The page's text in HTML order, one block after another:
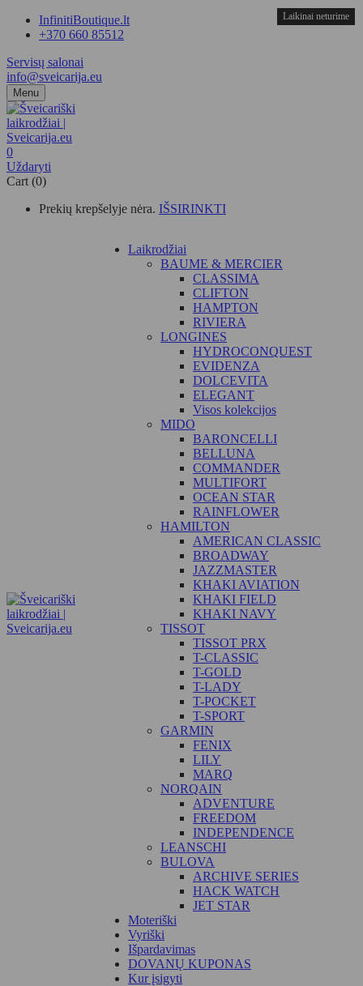
InfinitiBoutique.lt
+370 660 85512
Servisų salonai
info@sveicarija.eu
Menu
0
Uždaryti
Cart (0)
Prekių krepšelyje nėra. IŠSIRINKTI
Laikrodžiai
BAUME & MERCIER
CLASSIMA
CLIFTON
HAMPTON
RIVIERA
LONGINES
HYDROCONQUEST
EVIDENZA
DOLCEVITA
ELEGANT
Visos kolekcijos
MIDO
BARONCELLI
BELLUNA
COMMANDER
MULTIFORT
OCEAN STAR
RAINFLOWER
HAMILTON
AMERICAN CLASSIC
BROADWAY
JAZZMASTER
KHAKI AVIATION
KHAKI FIELD
KHAKI NAVY
TISSOT
TISSOT PRX
T-CLASSIC
T-GOLD
T-LADY
T-POCKET
T-SPORT
GARMIN
FENIX
LILY
MARQ
NORQAIN
ADVENTURE
FREEDOM
INDEPENDENCE
LEANSCHI
BULOVA
ARCHIVE SERIES
HACK WATCH
JET STAR
Moteriški
Vyriški
Išpardavimas
DOVANŲ KUPONAS
Kur įsigyti
Laikinai neturime